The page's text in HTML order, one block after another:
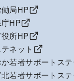
局HP
HP
所HP
ネット
か若者サポートス
若者サポートス